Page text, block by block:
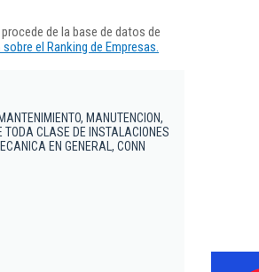
de la base de datos de
el Ranking de Empresas.
MANUTENCION,
TODA CLASE DE INSTALACIONES
EN GENERAL, CONN